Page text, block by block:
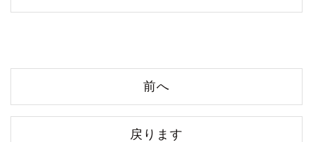
前へ
戻ります